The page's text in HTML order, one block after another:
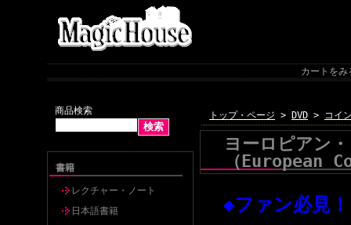
カートをみ
商品検索
書籍
レクチャー・ノート
日本語書籍
トップ・ページ > DVD > コイ
ヨーロピアン
（European
◆ファン必見